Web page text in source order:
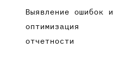
Выявление ошибок и
оптимизация
отчетности